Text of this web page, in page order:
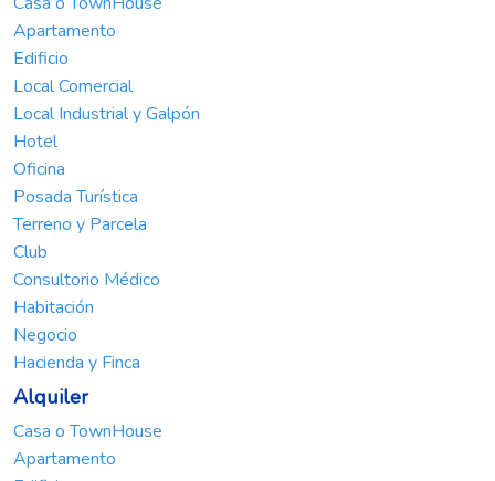
Venta
Casa o TownHouse
Apartamento
Edificio
Local Comercial
Local Industrial y Galpón
Hotel
Oficina
Posada Turística
Terreno y Parcela
Club